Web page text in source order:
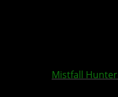
Mistfall Hunter